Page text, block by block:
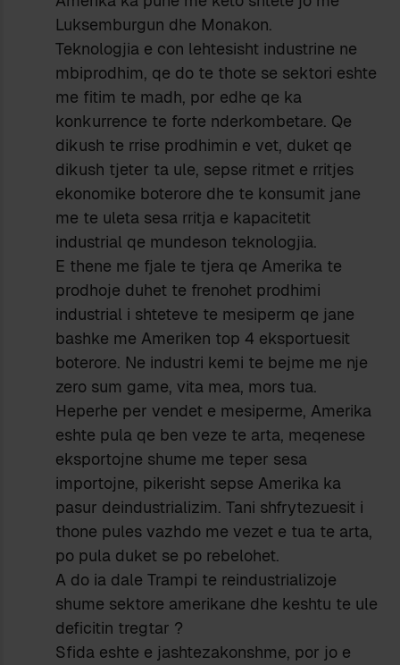
Luksemburgun dhe Monakon.
Teknologjia e con lehtesisht industrine ne
mbiprodhim, qe do te thote se sektori eshte
me fitim te madh, por edhe qe ka
konkurrence te forte nderkombetare. Qe
dikush te rrise prodhimin e vet, duket qe
dikush tjeter ta ule, sepse ritmet e rritjes
ekonomike boterore dhe te konsumit jane
me te uleta sesa rritja e kapacitetit
industrial qe mundeson teknologjia.
E thene me fjale te tjera qe Amerika te
prodhoje duhet te frenohet prodhimi
industrial i shteteve te mesiperm qe jane
bashke me Ameriken top 4 eksportuesit
boterore. Ne industri kemi te bejme me nje
zero sum game, vita mea, mors tua.
Heperhe per vendet e mesiperme, Amerika
eshte pula qe ben veze te arta, meqenese
eksportojne shume me teper sesa
importojne, pikerisht sepse Amerika ka
pasur deindustrializim. Tani shfrytezuesit i
thone pules vazhdo me vezet e tua te arta,
po pula duket se po rebelohet.
A do ia dale Trampi te reindustrializoje
shume sektore amerikane dhe keshtu te ule
deficitin tregtar ?
Sfida eshte e jashtezakonshme, por jo e